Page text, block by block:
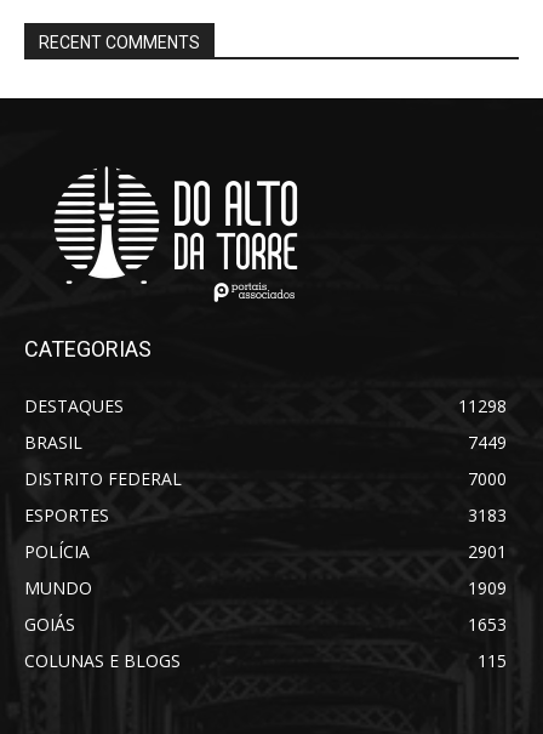
RECENT COMMENTS
CATEGORIAS
DESTAQUES
11298
BRASIL
7449
DISTRITO FEDERAL
7000
ESPORTES
3183
POLÍCIA
2901
MUNDO
1909
GOIÁS
1653
COLUNAS E BLOGS
115